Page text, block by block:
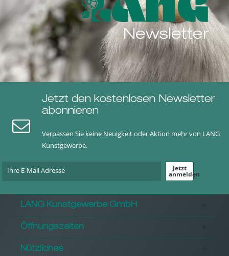
Newsletter
Jetzt den kostenlosen Newsletter
abonnieren
Verpassen Sie keine Neuigkeit oder Aktion mehr von LANG
Kunstgewerbe.
Jetzt
anmelden
LANG Kunstgewerbe GmbH
Öffnungszeiten
Nützliches